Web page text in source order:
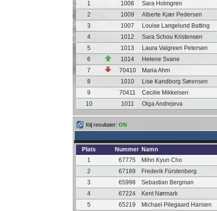
1
1008
Sara Holmgren
2
1009
Alberte Kjær Pedersen
3
1007
Louise Langelund Batting
4
1012
Sara Schou Kristensen
5
1013
Laura Valgreen Petersen
6
1014
Helene Svane
7
70410
Maria Ahm
8
1010
Lise Kandborg Sørensen
9
70411
Cecilie Mikkelsen
10
1011 Olga Andrejeva
följ resultater: ON
Plats Nummer Namn
1
67775
Mihn Kyun Cho
2
67189
Frederik Fürstenberg
3
65998
Sebastian Bergman
4
67224
Kent Nørmark
5
65219
Michael Pilegaard Hansen